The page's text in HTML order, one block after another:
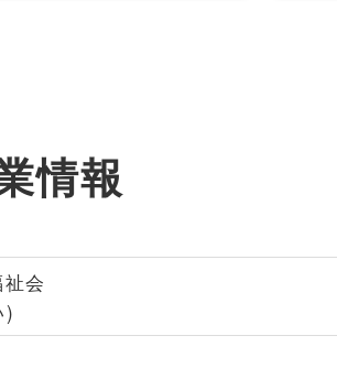
情報
会
)